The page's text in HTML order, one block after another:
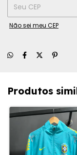
Não sei meu CEP
Produtos